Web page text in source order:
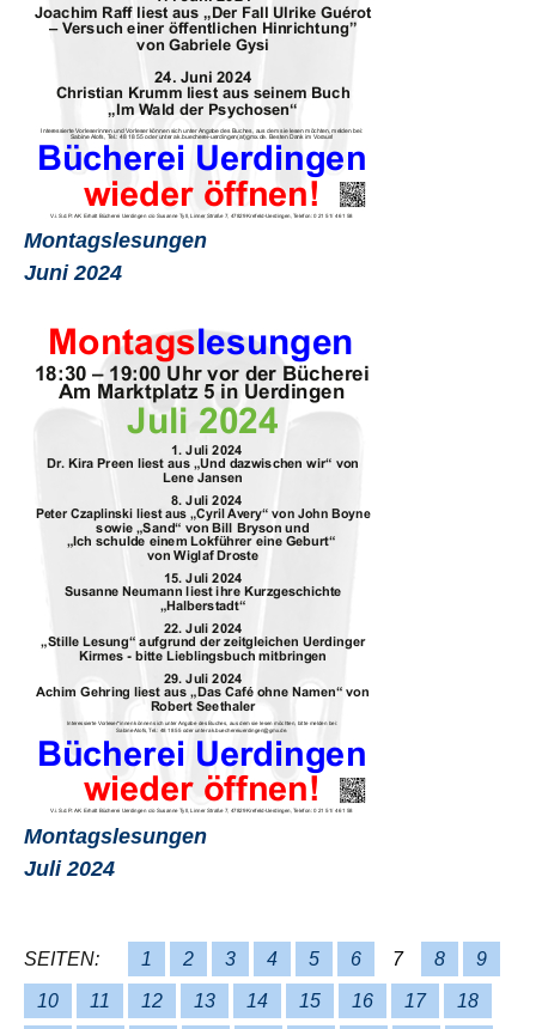
Montagslesungen
Juni 2024
Montagslesungen
Juli 2024
SEITEN: 1 2 3 4 5 6 7 8 9
10 11 12 13 14 15 16 17 18